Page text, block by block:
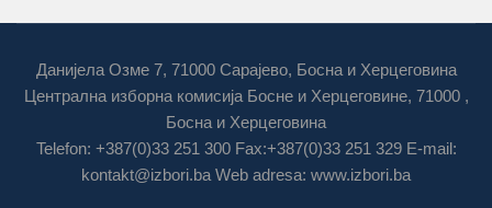
Данијела Озме 7, 71000 Сарајево, Босна и Херцеговина
Централна изборна комисија Босне и Херцеговине, 71000 ,
Босна и Херцеговина
Telefon: +387(0)33 251 300 Fax:+387(0)33 251 329 E-mail:
kontakt@izbori.ba Web adresa: www.izbori.ba